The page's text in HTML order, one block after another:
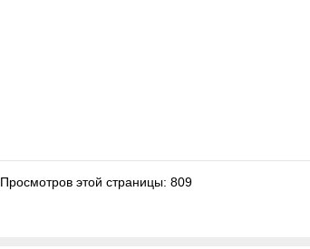
Просмотров этой страницы: 809